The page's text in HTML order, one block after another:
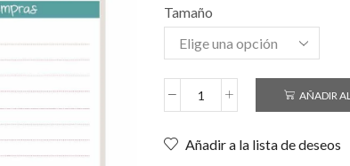
Tamaño
AÑADIR
Añadir a la lista de deseos